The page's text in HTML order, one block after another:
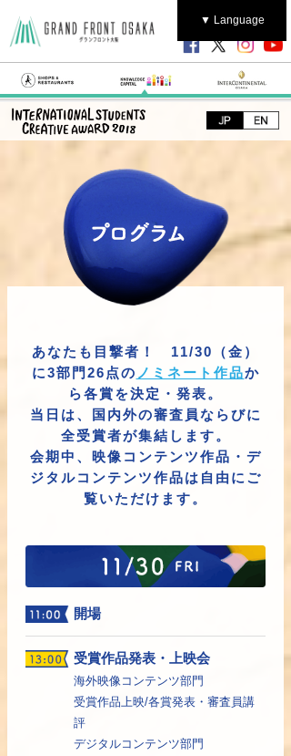
▼ Language
あなたも目撃者！ 11/30（金）
に3部門26点の ノミネート作品か
ら各賞を決定・発表。
当日は、国内外の審査員ならびに
全受賞者が集結します。
会期中、映像コンテンツ作品・デ
ジタルコンテンツ作品は自由にご
覧いただけます。
開場
受賞作品発表・上映会
海外映像コンテンツ部門
受賞作品上映/各賞発表・審査員講
評
デジタルコンテンツ部門